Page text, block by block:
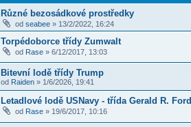
Různé bezosádkové prostředky
od seabee » 13/2/2022, 16:24
Torpédoborce třídy Zumwalt
od Rase » 6/12/2017, 13:03
Bitevní lodě třídy Trump
od Raiden » 1/6/2026, 19:41
Letadlové lodě USNavy - třída Gerald R. Ford
od Rase » 19/6/2017, 10:16